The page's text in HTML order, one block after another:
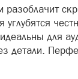
разоблачит
для
детали.